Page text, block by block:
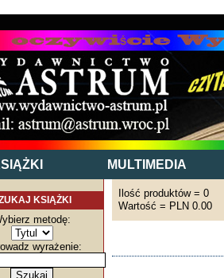
MULTIMEDIA
KSIĄŻKI
metodę:
wyrażenie:
Ilość produktów = 0
Wartość = PLN 0.00